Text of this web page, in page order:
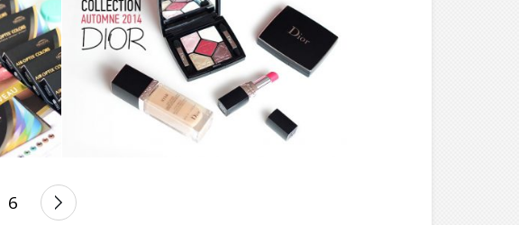
MAKE-UP ///
COLLECTION
AUTOMNE 2014 /
MAKE-UP – DIOR
6